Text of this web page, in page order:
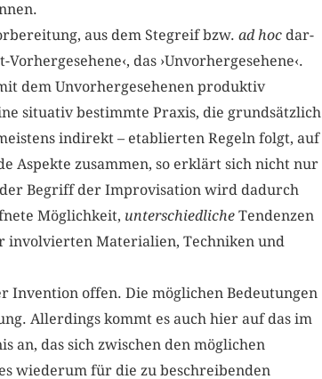
aus dem Stegreif bzw. ad hocdar-
das ›Unvorhergesehene‹.
dem Unvorhergesehenen produktiv
situativ bestimmte Praxis, die grundsätzlich
indirekt – etablierten Regeln folgt, auf
Aspekte zusammen, so erklärt sich nicht nur
Begriff der Improvisation wird dadurch
Möglichkeit, unterschiedlicheTendenzen
involvierten Materialien, Techniken und
Invention offen. Die möglichen Bedeutungen
Allerdings kommt es auch hier auf das im
an, das sich zwischen den möglichen
wiederum für die zu beschreibenden